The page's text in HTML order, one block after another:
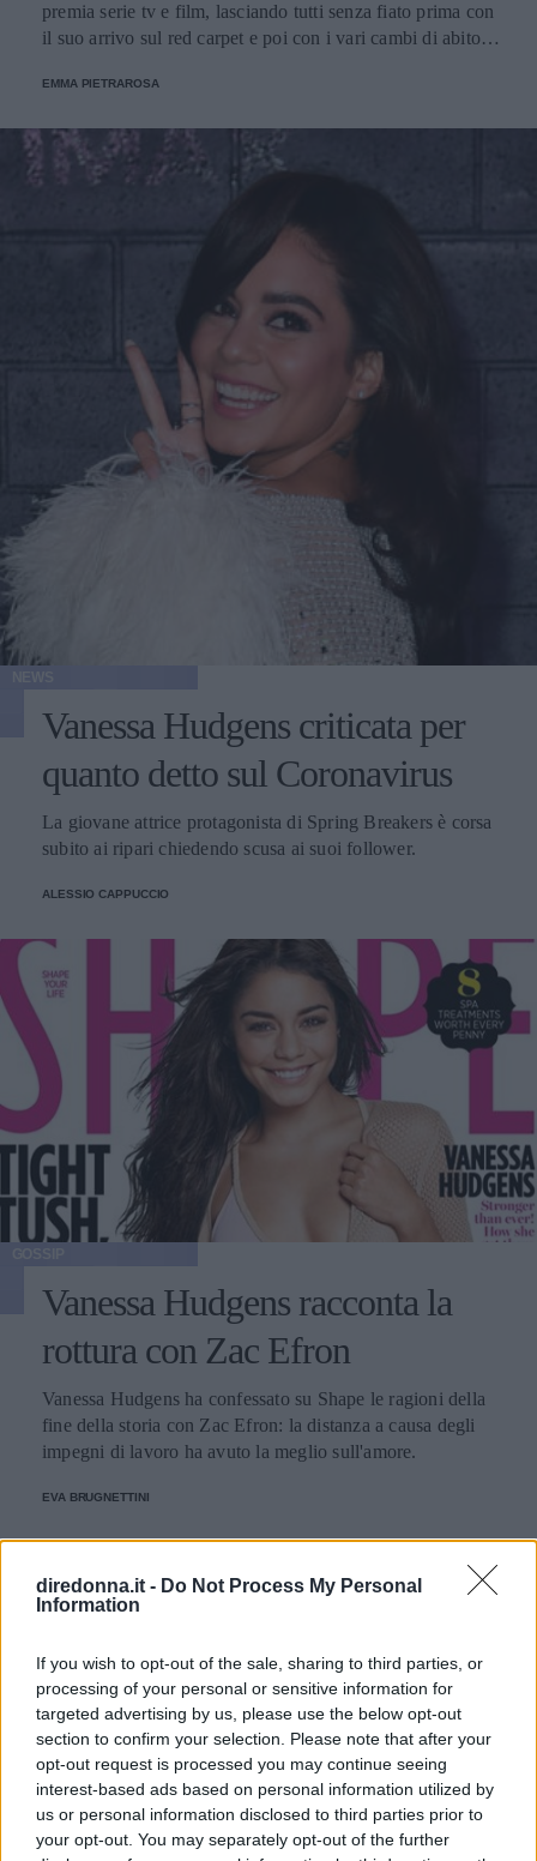
diredonna.it - Do Not Process My Personal
Information
If you wish to opt-out of the sale, sharing to third parties, or
processing of your personal or sensitive information for
targeted advertising by us, please use the below opt-out
section to confirm your selection. Please note that after your
opt-out request is processed you may continue seeing
interest-based ads based on personal information utilized by
us or personal information disclosed to third parties prior to
your opt-out. You may separately opt-out of the further
premia serie tv e film, lasciando tutti senza fiato prima con
il suo arrivo sul red carpet e poi con i vari cambi di abito
EMMA PIETRAROSA
Vanessa Hudgens criticata per
quanto detto sul Coronavirus
La giovane attrice protagonista di Spring Breakers è corsa
subito ai ripari chiedendo scusa ai suoi follower.
ALESSIO CAPPUCCIO
Vanessa Hudgens racconta la
rottura con Zac Efron
Vanessa Hudgens ha confessato su Shape le ragioni della
fine della storia con Zac Efron: la distanza a causa degli
impegni di lavoro ha avuto la meglio sull'amore.
EVA BRUGNETTINI
GOSSIP